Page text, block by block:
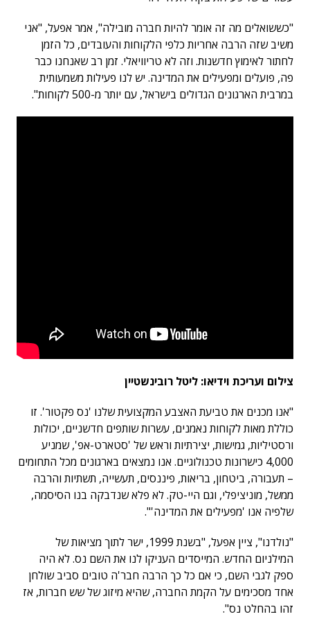
"כששואלים מה זה אומר להיות חברה מובילה", אמר אפעל, "אני
משיב שזה הרבה אחריות כלפי הלקוחות והעובדים, כל הזמן
לחתור לאימוץ חדשנות. וזה לא טריוויאלי. זמן רב שאנחנו כבר
פה, פועלים ומפעילים את המדינה. יש לנו פעילות משמעותית
במרבית הארגונים הגדולים בישראל, עם יותר מ-500 לקוחות".
צילום ועריכת וידיאו: ליטל רובינשטיין
"אנו מכנים את טביעת האצבע המקצועית שלנו 'נס פקטור'. זו
כוללת מאות לקוחות נאמנים, עשרות שותפים חדשניים, יכולות
ורסטיליות, גמישות, יצירתיות וראש של 'סטארט-אפ', שמניע
4,000 כישרונות טכנולוגיים. אנו נמצאים בארגונים מכל התחומים
– תעבורה, ביטחון, בריאות, פיננסים, תעשייה, תשתיות והרבה
ממשל, מוניציפלי, וגם היי-טק. לא פלא שנדבקה בנו הסיסמה,
שלפיה אנו 'מפעילים את המדינה'".
"נולדנו", ציין אפעל, "בשנת 1999, ישר לתוך מציאות של
המילניום החדש. המייסדים העניקו לנו את השם נס. לא היה
ספק לגבי השם, כי אם כל כך הרבה חבר'ה טובים סביב שולחן
אחד מסכימים על הקמת החברה, שהיא מיזוג של שש חברות, אז
זהו בהחלט נס".